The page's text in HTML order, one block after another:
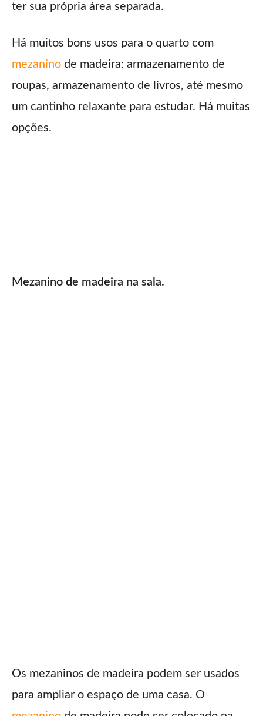
ter sua própria área separada.
Há muitos bons usos para o quarto com
mezanino de madeira: armazenamento de
roupas, armazenamento de livros, até mesmo
um cantinho relaxante para estudar. Há muitas
opções.
Mezanino de madeira na sala.
Os mezaninos de madeira podem ser usados ​​
para ampliar o espaço de uma casa. O